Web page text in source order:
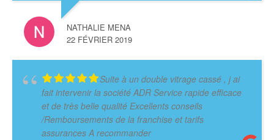
NATHALIE MENA
22 FÉVRIER 2019
Suite à un double vitrage cassé , j ai
fait intervenir la société ADR Service rapide efficace
et de très belle qualité Excellents conseils
/Remboursements de la franchise et tarifs
assurances A recommander